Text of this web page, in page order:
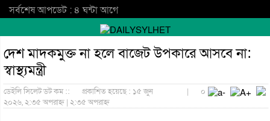
সর্বশেষ আপডেট : ৪ ঘন্টা আগে
দেশ মাদকমুক্ত না হলে বাজেট উপকারে আসবে না:
স্বাস্থ্যমন্ত্রী
ডেইলি সিলেট ডট কম ::
প্রকাশিত হয়েছে : ১৫ জুন
২০২৬, ২:৩৫ অপরাহ্ন | ২:৩৫ অপরাহ্ন
| ০